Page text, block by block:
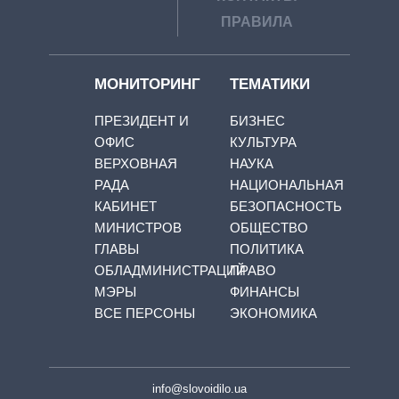
ПРАВИЛА
МОНИТОРИНГ
ПРЕЗИДЕНТ И
ОФИС
ВЕРХОВНАЯ
РАДА
КАБИНЕТ
МИНИСТРОВ
ГЛАВЫ
ОБЛАДМИНИСТРАЦИЙ
МЭРЫ
ВСЕ ПЕРСОНЫ
ТЕМАТИКИ
БИЗНЕС
КУЛЬТУРА
НАУКА
НАЦИОНАЛЬНАЯ
БЕЗОПАСНОСТЬ
ОБЩЕСТВО
ПОЛИТИКА
ПРАВО
ФИНАНСЫ
ЭКОНОМИКА
info@slovoidilo.ua